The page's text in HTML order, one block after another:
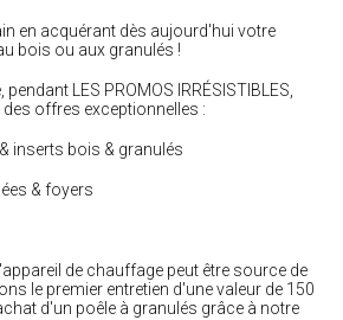
en acquérant dès aujourd'hui votre
bois ou aux granulés !
LES PROMOS IRRÉSISTIBLES,
offres exceptionnelles :
inserts bois & granulés
& foyers
de chauffage peut être source de
le premier entretien d'une valeur de 150
d'un poêle à granulés grâce à notre